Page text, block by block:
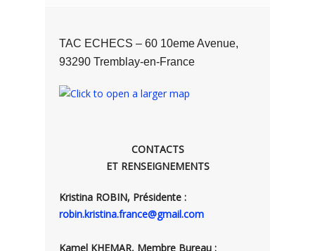
TAC ECHECS – 60 10eme Avenue,
93290 Tremblay-en-France
CONTACTS
ET RENSEIGNEMENTS
Kristina ROBIN, Présidente :
robin.kristina.france@gmail.com
Kamel KHEMAR, Membre Bureau :